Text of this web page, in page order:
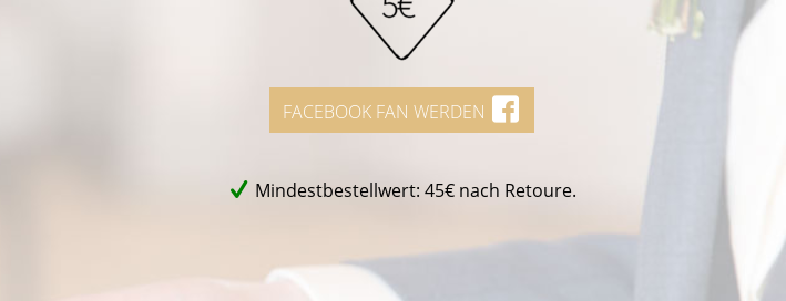
FACEBOOK FAN WERDEN
Mindestbestellwert: 45€ nach Retoure.